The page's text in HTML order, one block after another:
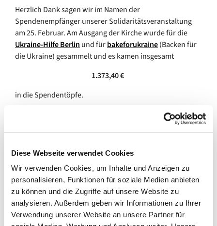
Diese Webseite verwendet Cookies
Wir verwenden Cookies, um Inhalte und Anzeigen zu
personalisieren, Funktionen für soziale Medien anbieten
zu können und die Zugriffe auf unsere Website zu
analysieren. Außerdem geben wir Informationen zu Ihrer
Verwendung unserer Website an unsere Partner für
Herzlich Dank sagen wir im Namen der
Spendenempfänger unserer Solidaritätsveranstaltung
am 25. Februar. Am Ausgang der Kirche wurde für die
Ukraine-Hilfe Berlin und fürbakeforukraine(Backen für
die Ukraine) gesammelt und es kamen insgesamt
1.373,40 €
in die Spendentöpfe.
Ukraine
konnte sich an diesem Tag über eine
1.280 €
wurden online über unserer Spendenmodul auf der
Website, bzw. über den QR Code gespendet.
Vielen Dank an alle Spender!